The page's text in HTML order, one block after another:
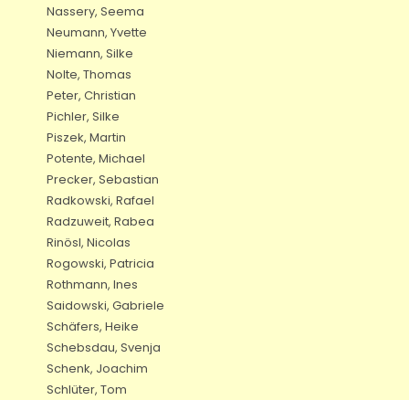
Nassery, Seema
Neumann, Yvette
Niemann, Silke
Nolte, Thomas
Peter, Christian
Pichler, Silke
Piszek, Martin
Potente, Michael
Precker, Sebastian
Radkowski, Rafael
Radzuweit, Rabea
Rinösl, Nicolas
Rogowski, Patricia
Rothmann, Ines
Saidowski, Gabriele
Schäfers, Heike
Schebsdau, Svenja
Schenk, Joachim
Schlüter, Tom